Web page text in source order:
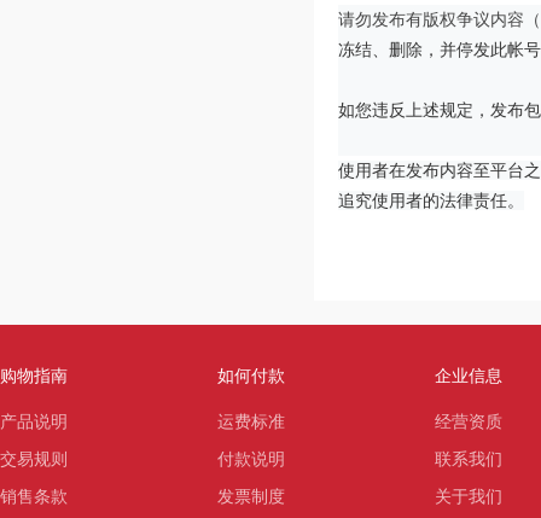
请勿发布有版权争议内容
冻结、删除，并停发此帐
如您违反上述规定，发布
使用者在发布内容至平台
追究使用者的法律责任。
购物指南
产品说明
交易规则
销售条款
如何付款
运费标准
付款说明
发票制度
企业信息
经营资质
联系我们
关于我们